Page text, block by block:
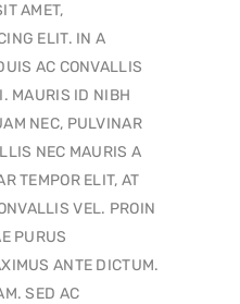
AMET,
ELIT. IN A
AC CONVALLIS
MAURIS ID NIBH
NEC, PULVINAR
NEC MAURIS A
TEMPOR ELIT, AT
VEL. PROIN
PURUS
ANTE DICTUM.
SED AC